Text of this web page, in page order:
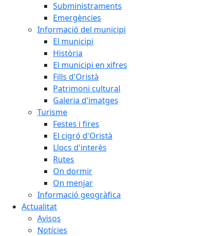
Subministraments
Emergències
Informació del municipi
El municipi
Història
El municipi en xifres
Fills d'Oristà
Patrimoni cultural
Galeria d'imatges
Turisme
Festes i fires
El cigró d'Oristà
Llocs d'interès
Rutes
On dormir
On menjar
Informació geogràfica
Actualitat
Avisos
Notícies